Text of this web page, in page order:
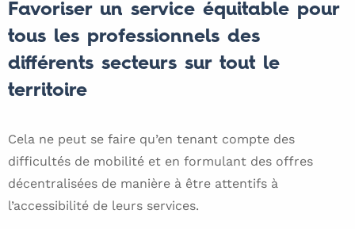
Favoriser un service équitable pour
tous les professionnels des
différents secteurs sur tout le
territoire
Cela ne peut se faire qu’en tenant compte des
difficultés de mobilité et en formulant des offres
décentralisées de manière à être attentifs à
l’accessibilité de leurs services.